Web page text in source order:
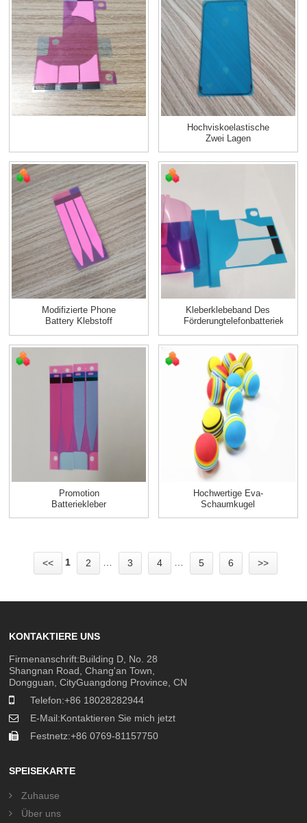
Hochviskoelastische
Zwei Lagen
Klebende Klebe...
Modifizierte Phone
Battery Klebstoff
Doppelseit...
Kleberklebeband Des
Promotion
Batteriekleber
Hochwertige Eva-
Schaumkugel
<< 1 2 3 4 5 6 >>
KONTAKTIERE UNS
Firmenanschrift:Building D, No. 28
Shangnan Road, Chang'an Town,
Dongguan, CityGuangdong Province, CN
Telefon:+86 18028282944
E-Mail:Kontaktieren Sie mich jetzt
Festnetz:+86 0769-81157750
SPEISEKARTE
Zuhause
Über uns